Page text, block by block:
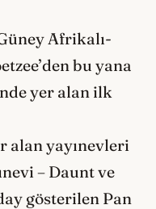
Afrikalı-
bu yana
yer alan ilk
alan yayınevleri
– Daunt ve
gösterilen Pan